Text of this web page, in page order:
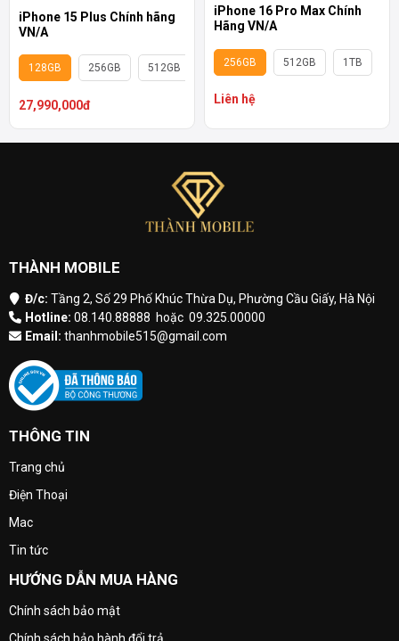
iPhone 15 Plus Chính hãng
VN/A
128GB 256GB 512GB
27,990,000đ
iPhone 16 Pro Max Chính
Hãng VN/A
256GB 512GB 1TB
Liên hệ
THÀNH MOBILE
Đ/c: Tầng 2, Số 29 Phố Khúc Thừa Dụ, Phường Cầu Giấy, Hà Nội
Hotline: 08.140.88888 hoặc 09.325.00000
Email: thanhmobile515@gmail.com
THÔNG TIN
Trang chủ
Điện Thoại
Mac
Tin tức
HƯỚNG DẪN MUA HÀNG
Chính sách bảo mật
Chính sách bảo hành đổi trả